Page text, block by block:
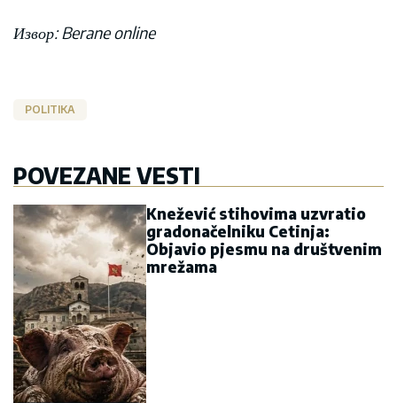
Извор: Berane online
POLITIKA
POVEZANE VESTI
Knežević stihovima uzvratio
gradonačelniku Cetinja:
Objavio pjesmu na društvenim
mrežama